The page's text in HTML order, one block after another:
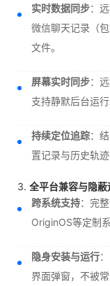
实时数据同步：
微信聊天记录（
文件。
屏幕实时同步：
支持静默后台运行
持续定位追踪：
置记录与历史轨迹
3. 全平台兼容与隐蔽
跨系统支持：完
OriginOS等定制
隐身安装与运行
界面弹窗，不被